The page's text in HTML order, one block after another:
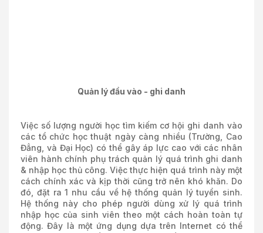
Quản lý đầu vào - ghi danh
Việc số lượng người học tìm kiếm cơ hội ghi danh vào
các tổ chức học thuật ngày càng nhiều (Trường, Cao
Đẳng, và Đại Học) có thể gây áp lực cao với các nhân
viên hành chính phụ trách quản lý quá trình ghi danh
& nhập học thủ công. Việc thực hiện quá trình này một
cách chính xác và kịp thời cũng trở nên khó khăn. Do
đó, đặt ra 1 nhu cầu về hệ thống quản lý tuyển sinh.
Hệ thống này cho phép người dùng xử lý quá trình
nhập học của sinh viên theo một cách hoàn toàn tự
động. Đây là một ứng dụng dựa trên Internet có thể